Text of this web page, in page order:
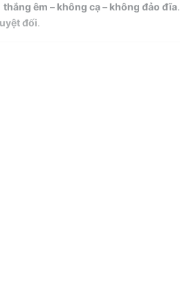
thắng êm – không cạ – không đảo đĩa.
đối.